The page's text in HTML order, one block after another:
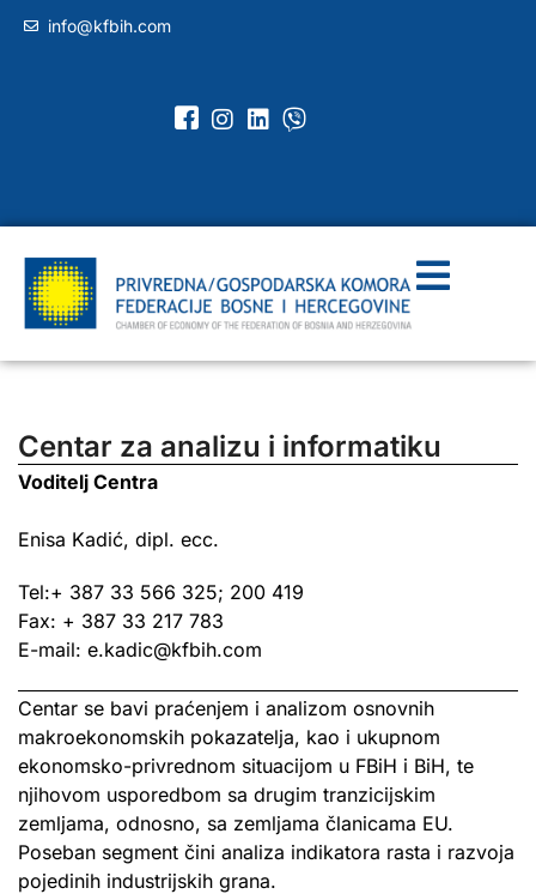
info@kfbih.com
Centar za analizu i informatiku
Voditelj Centra
Enisa Kadić, dipl. ecc.
Tel:+ 387 33 566 325; 200 419
Fax: + 387 33 217 783
E-mail: e.kadic@kfbih.com
Centar se bavi praćenjem i analizom osnovnih
makroekonomskih pokazatelja, kao i ukupnom
ekonomsko-privrednom situacijom u FBiH i BiH, te
njihovom usporedbom sa drugim tranzicijskim
zemljama, odnosno, sa zemljama članicama EU.
Poseban segment čini analiza indikatora rasta i razvoja
pojedinih industrijskih grana.